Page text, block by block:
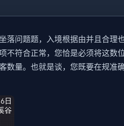
落问题题，入境根据由并且合理
不符合正常，您恰是必须将这数
数量。也就是谈，您既要在规准